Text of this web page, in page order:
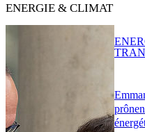
ENERGIE & CLIMAT